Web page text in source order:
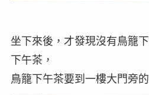
坐下來後，才發現沒有鳥籠
下午茶，
鳥籠下午茶要到一樓大門旁的